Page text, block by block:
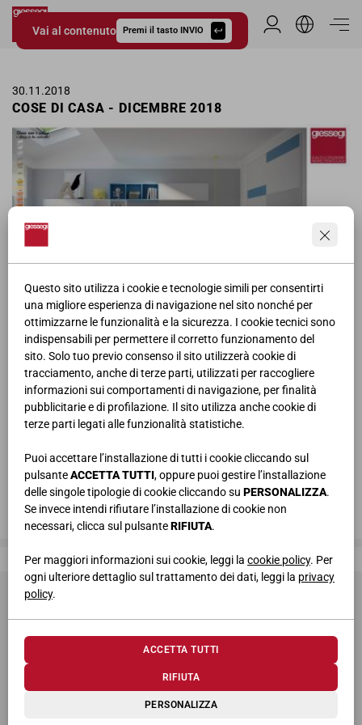
Questo sito utilizza i cookie e tecnologie simili per consentirti
una migliore esperienza di navigazione nel sito nonché per
ottimizzarne le funzionalità e la sicurezza. I cookie tecnici sono
indispensabili per permettere il corretto funzionamento del
sito. Solo tuo previo consenso il sito utilizzerà cookie di
tracciamento, anche di terze parti, utilizzati per raccogliere
informazioni sui comportamenti di navigazione, per finalità
pubblicitarie e di profilazione. Il sito utilizza anche cookie di
terze parti legati alle funzionalità statistiche.
Puoi accettare l’installazione di tutti i cookie cliccando sul
pulsanteACCETTA TUTTI, oppure puoi gestire l’installazione
delle singole tipologie di cookie cliccando su PERSONALIZZA.
Se invece intendi rifiutare l’installazione di cookie non
necessari, clicca sul pulsanteRIFIUTA.
Per maggiori informazioni sui cookie, leggi la cookie policy. Per
ogni ulteriore dettaglio sul trattamento dei dati, leggi la privacy
policy.
PERSONALIZZA
RIFIUTA
ACCETTA TUTTI
Vai al contenuto Premi il tasto INVIO
Giessegi.it
Area Riservata
30.11.2018
COSE DI CASA - DICEMBRE 2018
Pagina pubblicitaria delle camerette Giessegi nella rivista Cose di
Casa per il mese di Dicembre, affiancate allo Sponsor "Il Volo".
Giessegi, dove la qualità è di casa
© 2026 Giessegi Industria Mobili S.p.a. P.I. 00642760433
Via Bramante 39, 62010 Appignano MC (Italia)